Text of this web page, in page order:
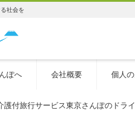
社会を
ぽへ 会社概要 個人
護付旅行サービス東京さんぽのドラ